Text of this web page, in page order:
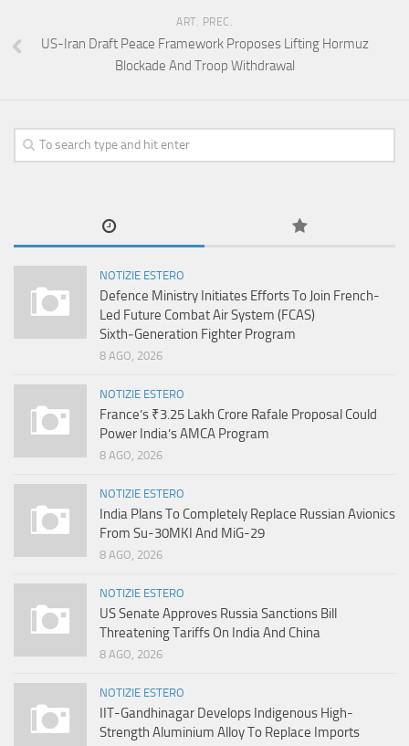
ART. PREC.
US-Iran Draft Peace Framework Proposes Lifting Hormuz
Blockade And Troop Withdrawal
NOTIZIE ESTERO
Defence Ministry Initiates Efforts To Join French-
Led Future Combat Air System (FCAS)
Sixth‑Generation Fighter Program
8 AGO, 2026
NOTIZIE ESTERO
France’s ₹3.25 Lakh Crore Rafale Proposal Could
Power India’s AMCA Program
8 AGO, 2026
NOTIZIE ESTERO
India Plans To Completely Replace Russian Avionics
From Su-30MKI And MiG-29
8 AGO, 2026
NOTIZIE ESTERO
US Senate Approves Russia Sanctions Bill
Threatening Tariffs On India And China
8 AGO, 2026
NOTIZIE ESTERO
IIT-Gandhinagar Develops Indigenous High-
Strength Aluminium Alloy To Replace Imports